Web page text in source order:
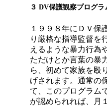
３ DV保護観察プログラ
１９９８年にＤＶ保
り厳格な指導監督を
えるような暴力行為
ただけとか言葉の暴
ら、初めて家族を殴
げされます。通常の
て、このプログラム
が認められれば、月